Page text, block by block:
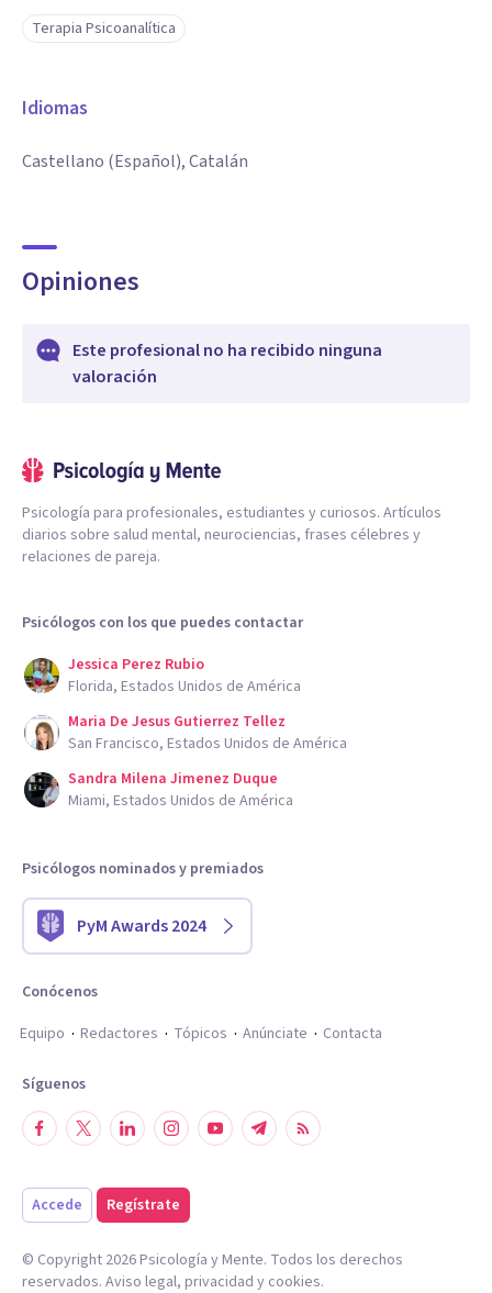
Terapia Psicoanalítica
Idiomas
Castellano (Español), Catalán
Opiniones
Este profesional no ha recibido ninguna
valoración
Psicología para profesionales, estudiantes y curiosos. Artículos
diarios sobre salud mental, neurociencias, frases célebres y
relaciones de pareja.
Psicólogos con los que puedes contactar
Jessica Perez Rubio
Florida, Estados Unidos de América
Maria De Jesus Gutierrez Tellez
San Francisco, Estados Unidos de América
Sandra Milena Jimenez Duque
Miami, Estados Unidos de América
Psicólogos nominados y premiados
PyM Awards 2024
Conócenos
Equipo
Redactores Tópicos Anúnciate Contacta
Síguenos
Accede Regístrate
© Copyright 2026Psicología y Mente. Todos los derechos
reservados. Aviso legal, privacidad y cookies.